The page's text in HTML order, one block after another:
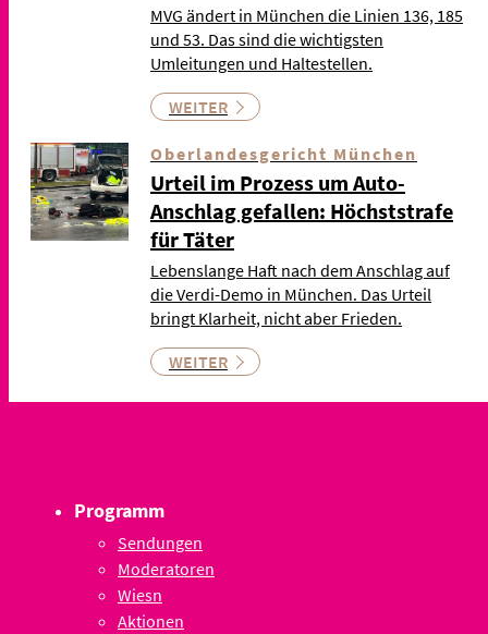
MVG ändert in München die Linien 136, 185
und 53. Das sind die wichtigsten
Umleitungen und Haltestellen.
WEITER
Oberlandesgericht München
Urteil im Prozess um Auto-
Anschlag gefallen: Höchststrafe
für Täter
Lebenslange Haft nach dem Anschlag auf
die Verdi-Demo in München. Das Urteil
bringt Klarheit, nicht aber Frieden.
WEITER
Programm
Sendungen
Moderatoren
Wiesn
Aktionen